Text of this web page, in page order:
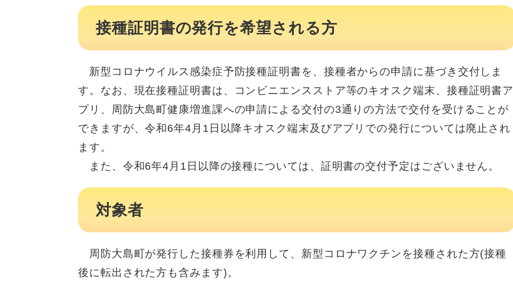
接種証明書の発行を希望される方
新型コロナウイルス感染症予防接種証明書を、接種者からの申請に基づき交付しま
す。なお、現在接種証明書は、コンビニエンスストア等のキオスク端末、接種証明書ア
プリ、周防大島町健康増進課への申請による交付の3通りの方法で交付を受けることが
できますが、令和6年4月1日以降キオスク端末及びアプリでの発行については廃止され
ます。
また、令和6年4月1日以降の接種については、証明書の交付予定はございません。
対象者
周防大島町が発行した接種券を利用して、新型コロナワクチンを接種された方(接種
後に転出された方も含みます)。